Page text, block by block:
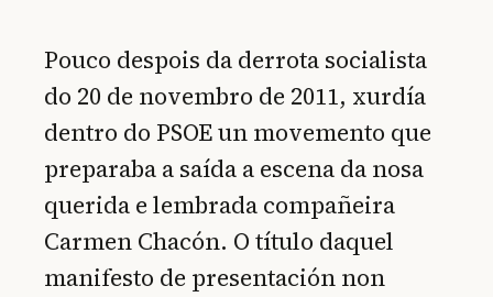
Pouco despois da derrota socialista
do 20 de novembro de 2011, xurdía
dentro do PSOE un movemento que
preparaba a saída a escena da nosa
querida e lembrada compañeira
Carmen Chacón. O título daquel
manifesto de presentación non